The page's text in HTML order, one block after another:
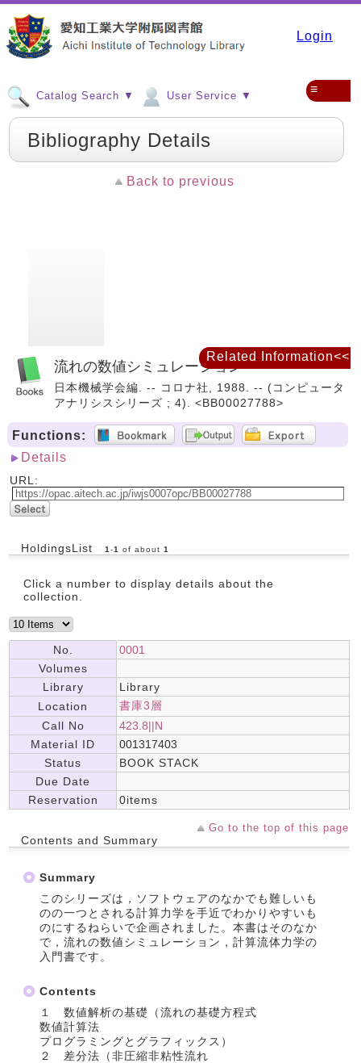
Login
Catalog Search ▼ User Service ▼ ≡
Bibliography Details
Back to previous
流れの数値シミュレーション
日本機械学会編. -- コロナ社, 1988. -- (コンピュータ
アナリシスシリーズ ; 4). <BB00027788>
Functions:
Details
URL:
HoldingsList 1 -1 of about 1
Click a number to display details about the
collection.
No.
0001
Volumes
Library
Library
Location
書庫3層
Call No
423.8||N
Material ID
001317403
Status
BOOK STACK
Due Date
Reservation
0items
Go to the top of this page
Contents and Summary
Summary
このシリーズは，ソフトウェアのなかでも難しいも
のの一つとされる計算力学を手近でわかりやすいも
のにするねらいで企画されました。本書はそのなか
で，流れの数値シミュレーション，計算流体力学の
入門書です。
Contents
１ 数値解析の基礎（流れの基礎方程式
数値計算法
プログラミングとグラフィックス）
２ 差分法（非圧縮非粘性流れ
Related Information<<